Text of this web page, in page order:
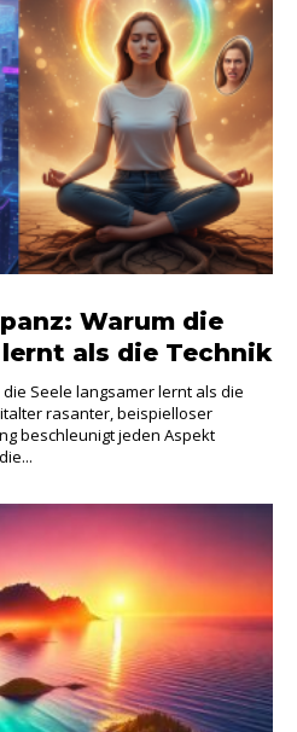
Warum die
als die Technik
Seele langsamer lernt als die
rasanter, beispielloser
beschleunigt jeden Aspekt